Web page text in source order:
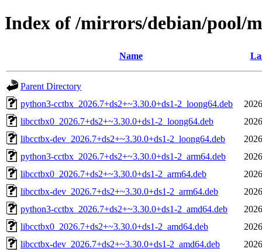
Index of /mirrors/debian/pool/
Name
Parent Directory
python3-cctbx_2026.7+ds2+~3.30.0+ds1-2_loong64.deb
libcctbx0_2026.7+ds2+~3.30.0+ds1-2_loong64.deb
libcctbx-dev_2026.7+ds2+~3.30.0+ds1-2_loong64.deb
python3-cctbx_2026.7+ds2+~3.30.0+ds1-2_arm64.deb
libcctbx0_2026.7+ds2+~3.30.0+ds1-2_arm64.deb
libcctbx-dev_2026.7+ds2+~3.30.0+ds1-2_arm64.deb
python3-cctbx_2026.7+ds2+~3.30.0+ds1-2_amd64.deb
libcctbx0_2026.7+ds2+~3.30.0+ds1-2_amd64.deb
libcctbx-dev_2026.7+ds2+~3.30.0+ds1-2_amd64.deb